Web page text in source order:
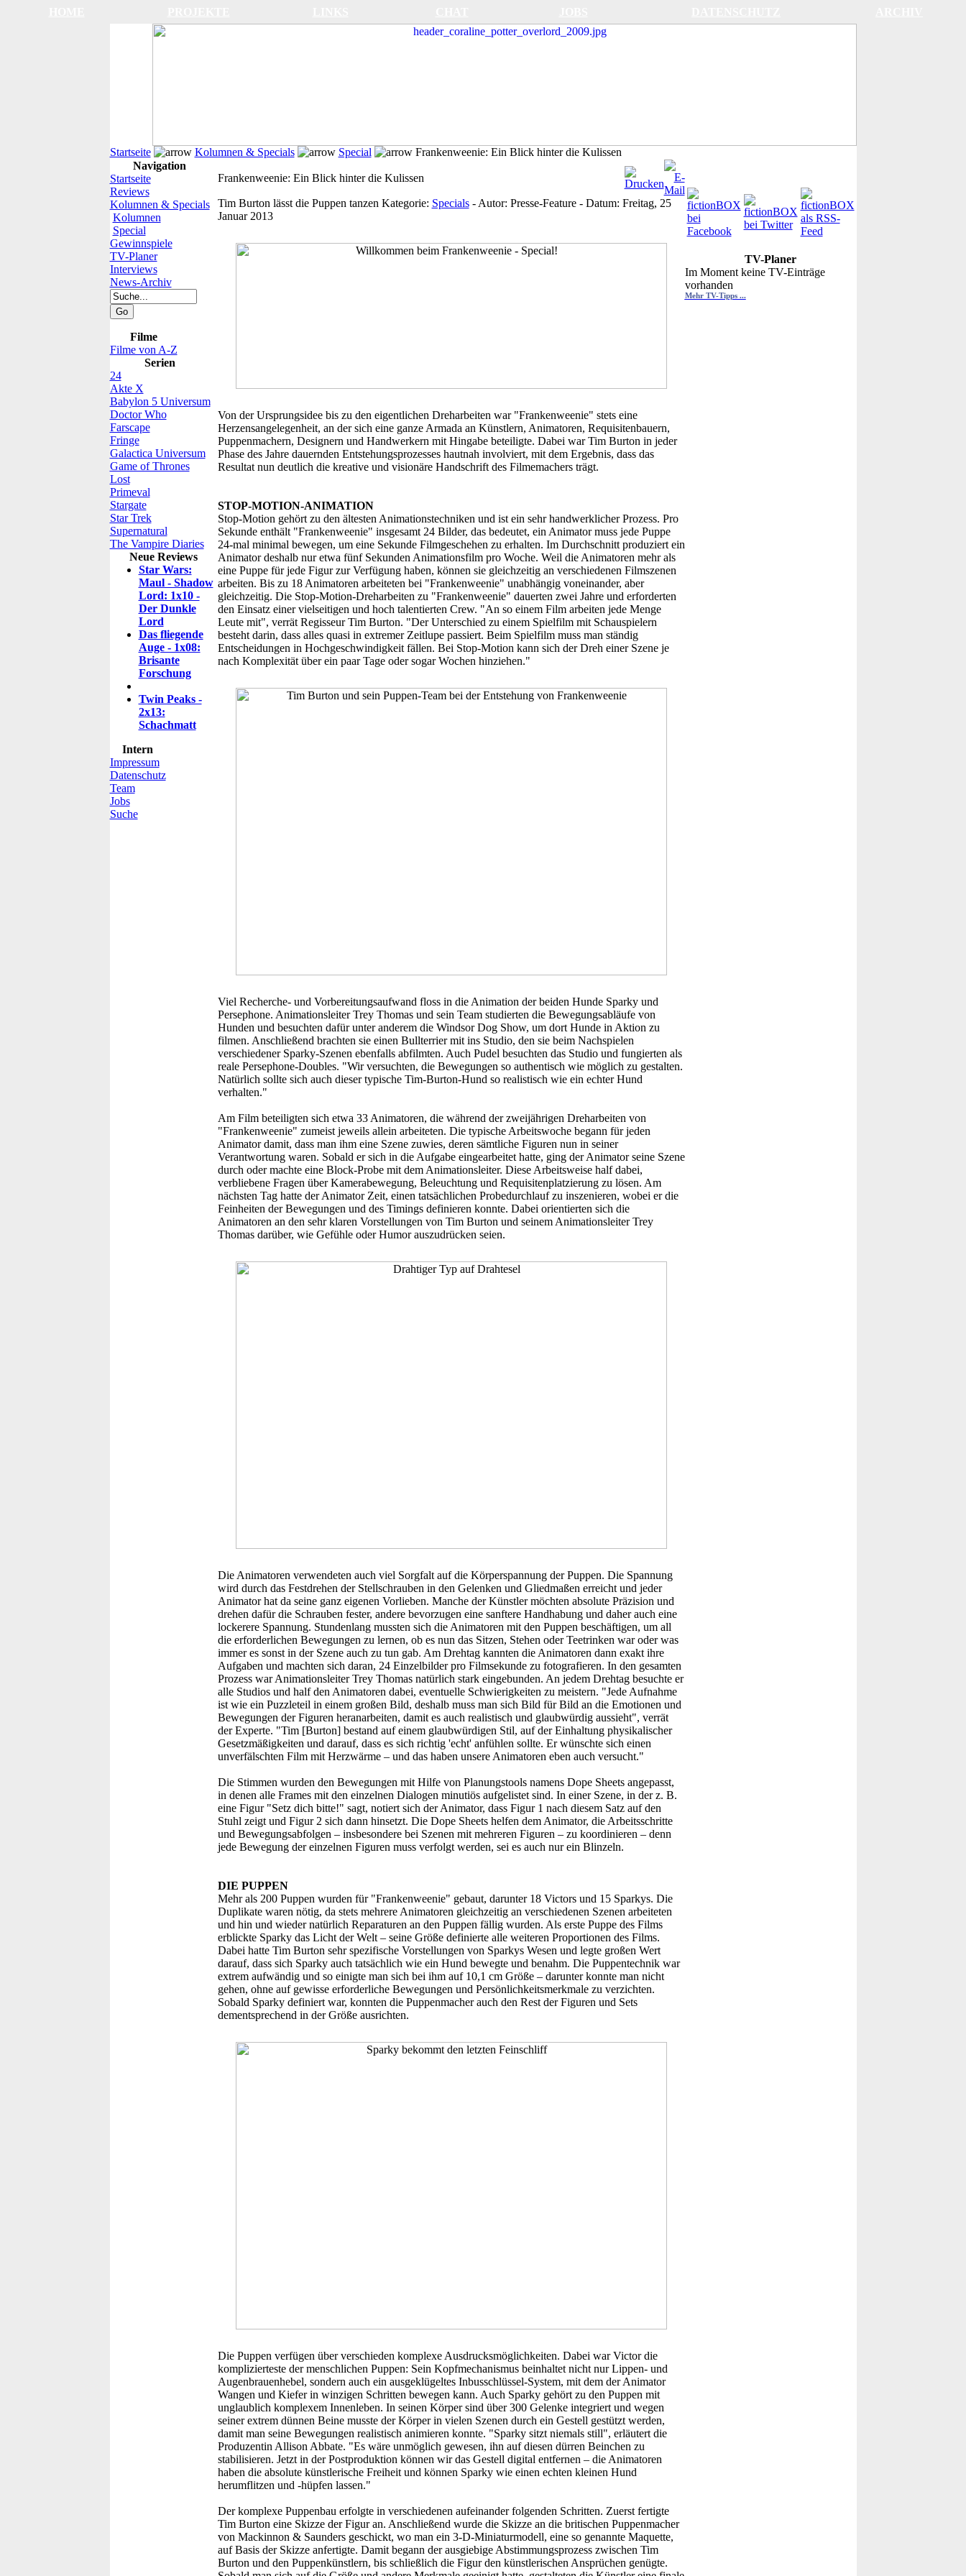
Startseite Kolumnen & Specials Special
Frankenweenie: Ein Blick hinter die Kulissen
Navigation
Startseite
Reviews
Kolumnen & Specials
Kolumnen
Special
Gewinnspiele
TV-Planer
Interviews
News-Archiv
Filme
Filme von A-Z
Serien
24
Akte X
Babylon 5 Universum
Doctor Who
Farscape
Fringe
Galactica Universum
Game of Thrones
Lost
Primeval
Stargate
Star Trek
Supernatural
The Vampire Diaries
Neue Reviews
Star Wars:
Maul - Shadow
Lord: 1x10 -
Der Dunkle
Lord
Das fliegende
Auge - 1x08:
Brisante
Forschung
Twin Peaks -
2x13:
Schachmatt
Intern
Impressum
Datenschutz
Team
Jobs
Suche
Frankenweenie: Ein Blick hinter die Kulissen
Tim Burton lässt die Puppen tanzen Kategorie: Specials- Autor: Presse-Feature- Datum: Freitag, 25
Januar 2013
Von der Ursprungsidee bis zu den eigentlichen Dreharbeiten war "Frankenweenie" stets eine
Herzensangelegenheit, an der sich eine ganze Armada an Künstlern, Animatoren, Requisitenbauern,
Puppenmachern, Designern und Handwerkern mit Hingabe beteiligte. Dabei war Tim Burton in jeder
Phase des Jahre dauernden Entstehungsprozesses hautnah involviert, mit dem Ergebnis, dass das
Resultat nun deutlich die kreative und visionäre Handschrift des Filmemachers trägt.
STOP-MOTION-ANIMATION
Stop-Motion gehört zu den ältesten Animationstechniken und ist ein sehr handwerklicher Prozess. Pro
Sekunde enthält "Frankenweenie" insgesamt 24 Bilder, das bedeutet, ein Animator muss jede Puppe
24-mal minimal bewegen, um eine Sekunde Filmgeschehen zu erhalten. Im Durchschnitt produziert ein
Animator deshalb nur etwa fünf Sekunden Animationsfilm pro Woche. Weil die Animatoren mehr als
eine Puppe für jede Figur zur Verfügung haben, können sie gleichzeitig an verschiedenen Filmszenen
arbeiten. Bis zu 18 Animatoren arbeiteten bei "Frankenweenie" unabhängig voneinander, aber
gleichzeitig. Die Stop-Motion-Dreharbeiten zu "Frankenweenie" dauerten zwei Jahre und erforderten
den Einsatz einer vielseitigen und hoch talentierten Crew. "An so einem Film arbeiten jede Menge
Leute mit", verrät Regisseur Tim Burton. "Der Unterschied zu einem Spielfilm mit Schauspielern
besteht darin, dass alles quasi in extremer Zeitlupe passiert. Beim Spielfilm muss man ständig
Entscheidungen in Hochgeschwindigkeit fällen. Bei Stop-Motion kann sich der Dreh einer Szene je
nach Komplexität über ein paar Tage oder sogar Wochen hinziehen."
Viel Recherche- und Vorbereitungsaufwand floss in die Animation der beiden Hunde Sparky und
Persephone. Animationsleiter Trey Thomas und sein Team studierten die Bewegungsabläufe von
Hunden und besuchten dafür unter anderem die Windsor Dog Show, um dort Hunde in Aktion zu
filmen. Anschließend brachten sie einen Bullterrier mit ins Studio, den sie beim Nachspielen
verschiedener Sparky-Szenen ebenfalls abfilmten. Auch Pudel besuchten das Studio und fungierten als
reale Persephone-Doubles. "Wir versuchten, die Bewegungen so authentisch wie möglich zu gestalten.
Natürlich sollte sich auch dieser typische Tim-Burton-Hund so realistisch wie ein echter Hund
verhalten."
Am Film beteiligten sich etwa 33 Animatoren, die während der zweijährigen Dreharbeiten von
"Frankenweenie" zumeist jeweils allein arbeiteten. Die typische Arbeitswoche begann für jeden
Animator damit, dass man ihm eine Szene zuwies, deren sämtliche Figuren nun in seiner
Verantwortung waren. Sobald er sich in die Aufgabe eingearbeitet hatte, ging der Animator seine Szene
durch oder machte eine Block-Probe mit dem Animationsleiter. Diese Arbeitsweise half dabei,
verbliebene Fragen über Kamerabewegung, Beleuchtung und Requisitenplatzierung zu lösen. Am
nächsten Tag hatte der Animator Zeit, einen tatsächlichen Probedurchlauf zu inszenieren, wobei er die
Feinheiten der Bewegungen und des Timings definieren konnte. Dabei orientierten sich die
Animatoren an den sehr klaren Vorstellungen von Tim Burton und seinem Animationsleiter Trey
Thomas darüber, wie Gefühle oder Humor auszudrücken seien.
Die Animatoren verwendeten auch viel Sorgfalt auf die Körperspannung der Puppen. Die Spannung
wird durch das Festdrehen der Stellschrauben in den Gelenken und Gliedmaßen erreicht und jeder
Animator hat da seine ganz eigenen Vorlieben. Manche der Künstler möchten absolute Präzision und
drehen dafür die Schrauben fester, andere bevorzugen eine sanftere Handhabung und daher auch eine
lockerere Spannung. Stundenlang mussten sich die Animatoren mit den Puppen beschäftigen, um all
die erforderlichen Bewegungen zu lernen, ob es nun das Sitzen, Stehen oder Teetrinken war oder was
immer es sonst in der Szene auch zu tun gab. Am Drehtag kannten die Animatoren dann exakt ihre
Aufgaben und machten sich daran, 24 Einzelbilder pro Filmsekunde zu fotografieren. In den gesamten
Prozess war Animationsleiter Trey Thomas natürlich stark eingebunden. An jedem Drehtag besuchte er
alle Studios und half den Animatoren dabei, eventuelle Schwierigkeiten zu meistern. "Jede Aufnahme
ist wie ein Puzzleteil in einem großen Bild, deshalb muss man sich Bild für Bild an die Emotionen und
Bewegungen der Figuren heranarbeiten, damit es auch realistisch und glaubwürdig aussieht", verrät
der Experte. "Tim [Burton] bestand auf einem glaubwürdigen Stil, auf der Einhaltung physikalischer
Gesetzmäßigkeiten und darauf, dass es sich richtig 'echt' anfühlen sollte. Er wünschte sich einen
unverfälschten Film mit Herzwärme – und das haben unsere Animatoren eben auch versucht."
Die Stimmen wurden den Bewegungen mit Hilfe von Planungstools namens Dope Sheets angepasst,
in denen alle Frames mit den einzelnen Dialogen minutiös aufgelistet sind. In einer Szene, in der z. B.
eine Figur "Setz dich bitte!" sagt, notiert sich der Animator, dass Figur 1 nach diesem Satz auf den
Stuhl zeigt und Figur 2 sich dann hinsetzt. Die Dope Sheets helfen dem Animator, die Arbeitsschritte
und Bewegungsabfolgen – insbesondere bei Szenen mit mehreren Figuren – zu koordinieren – denn
jede Bewegung der einzelnen Figuren muss verfolgt werden, sei es auch nur ein Blinzeln.
DIE PUPPEN
Mehr als 200 Puppen wurden für "Frankenweenie" gebaut, darunter 18 Victors und 15 Sparkys. Die
Duplikate waren nötig, da stets mehrere Animatoren gleichzeitig an verschiedenen Szenen arbeiteten
und hin und wieder natürlich Reparaturen an den Puppen fällig wurden. Als erste Puppe des Films
erblickte Sparky das Licht der Welt – seine Größe definierte alle weiteren Proportionen des Films.
Dabei hatte Tim Burton sehr spezifische Vorstellungen von Sparkys Wesen und legte großen Wert
darauf, dass sich Sparky auch tatsächlich wie ein Hund bewegte und benahm. Die Puppentechnik war
extrem aufwändig und so einigte man sich bei ihm auf 10,1 cm Größe – darunter konnte man nicht
gehen, ohne auf gewisse erforderliche Bewegungen und Persönlichkeitsmerkmale zu verzichten.
Sobald Sparky definiert war, konnten die Puppenmacher auch den Rest der Figuren und Sets
dementsprechend in der Größe ausrichten.
Die Puppen verfügen über verschieden komplexe Ausdrucksmöglichkeiten. Dabei war Victor die
komplizierteste der menschlichen Puppen: Sein Kopfmechanismus beinhaltet nicht nur Lippen- und
Augenbrauenhebel, sondern auch ein ausgeklügeltes Inbusschlüssel-System, mit dem der Animator
Wangen und Kiefer in winzigen Schritten bewegen kann. Auch Sparky gehört zu den Puppen mit
unglaublich komplexem Innenleben. In seinen Körper sind über 300 Gelenke integriert und wegen
seiner extrem dünnen Beine musste der Körper in vielen Szenen durch ein Gestell gestützt werden,
damit man seine Bewegungen realistisch animieren konnte. "Sparky sitzt niemals still", erläutert die
Produzentin Allison Abbate. "Es wäre unmöglich gewesen, ihn auf diesen dürren Beinchen zu
stabilisieren. Jetzt in der Postproduktion können wir das Gestell digital entfernen – die Animatoren
haben die absolute künstlerische Freiheit und können Sparky wie einen echten kleinen Hund
herumflitzen und -hüpfen lassen."
Der komplexe Puppenbau erfolgte in verschiedenen aufeinander folgenden Schritten. Zuerst fertigte
Tim Burton eine Skizze der Figur an. Anschließend wurde die Skizze an die britischen Puppenmacher
von Mackinnon & Saunders geschickt, wo man ein 3-D-Miniaturmodell, eine so genannte Maquette,
auf Basis der Skizze anfertigte. Damit begann der ausgiebige Abstimmungsprozess zwischen Tim
Burton und den Puppenkünstlern, bis schließlich die Figur den künstlerischen Ansprüchen genügte.
TV-Planer
Im Moment keine TV-Einträge
vorhanden
Mehr TV-Tipps ...